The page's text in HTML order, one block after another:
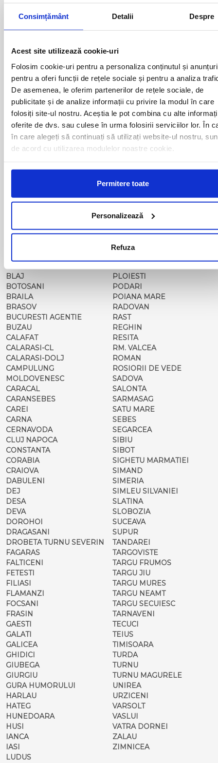
Consimțământ Detalii Despre
Acest site utilizează cookie-uri
Folosim cookie-uri pentru a personaliza conținutul și
pentru a oferi funcții de rețele sociale și pentru a analiza
De asemenea, le oferim partenerilor de rețele sociale, de
publicitate și de analize informații cu privire la modul în care
folosiți site-ul nostru. Aceștia le pot combina cu alte
oferite de dvs. sau culese în urma folosirii serviciilor lor. În
în care alegeți să continuați să utilizați website-ul nostru,
de acord cu utilizarea modulelor noastre cookie.
Permitere toate
Personalizează
Refuza
autocarului atata timp cat acesta se afla in miscare
Curse din Romania catre Den
Haag:
ACAS
ADJUD
AIUD
ALBA IULIA
ALESD
ALEXANDRIA
BACAU
BAILE HERCULANE
BALS-IS
BALS-OT
BECHET
BLAJ
BOTOSANI
BRAILA
BRASOV
BUCURESTI AGENTIE
BUZAU
CALAFAT
CALARASI-CL
CALARASI-DOLJ
CAMPULUNG
MOLDOVENESC
CARACAL
CARANSEBES
CAREI
CARNA
CERNAVODA
CLUJ NAPOCA
CONSTANTA
CORABIA
CRAIOVA
DABULENI
DEJ
DESA
DEVA
DOROHOI
DRAGASANI
DROBETA TURNU SEVERIN
FAGARAS
FALTICENI
FETESTI
FILIASI
FLAMANZI
FOCSANI
FRASIN
GAESTI
GALATI
GALICEA
GHIDICI
GIUBEGA
GIURGIU
GURA HUMORULUI
HARLAU
HATEG
HUNEDOARA
HUSI
IANCA
IASI
LUDUS
LUGOJ
MAGLAVIT
MEDGIDIA
MEDIAS
MIZIL
MOINESTI
MOTCA
NUSFALAU
ORADEA
PASCANI
PERICEI
PETROSANI
PIATRA NEAMT
PLOIESTI
PODARI
POIANA MARE
RADOVAN
RAST
REGHIN
RESITA
RM. VALCEA
ROMAN
ROSIORII DE VEDE
SADOVA
SALONTA
SARMASAG
SATU MARE
SEBES
SEGARCEA
SIBIU
SIBOT
SIGHETU MARMATIEI
SIMAND
SIMERIA
SIMLEU SILVANIEI
SLATINA
SLOBOZIA
SUCEAVA
SUPUR
TANDAREI
TARGOVISTE
TARGU FRUMOS
TARGU JIU
TARGU MURES
TARGU NEAMT
TARGU SECUIESC
TARNAVENI
TECUCI
TEIUS
TIMISOARA
TURDA
TURNU
TURNU MAGURELE
UNIREA
URZICENI
VARSOLT
VASLUI
VATRA DORNEI
ZALAU
ZIMNICEA